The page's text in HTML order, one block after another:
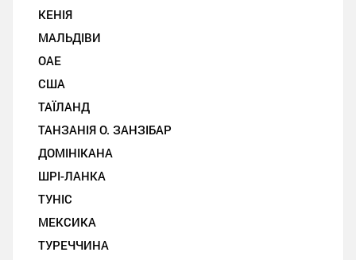
КЕНІЯ
МАЛЬДІВИ
ОАЕ
США
ТАЇЛАНД
ТАНЗАНІЯ О. ЗАНЗІБАР
ДОМІНІКАНА
ШРІ-ЛАНКА
ТУНІС
МЕКСИКА
ТУРЕЧЧИНА